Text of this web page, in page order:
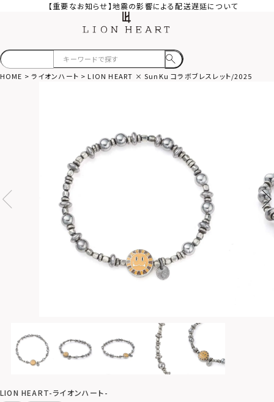
【重要なお知らせ】地震の影響による配送遅延について
HOME ライオンハート LION HEART × SunKu コラボブレスレット/2025年モデ
LION HEART-ライオンハート-